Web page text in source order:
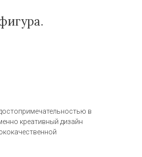
в
креативный дизайн